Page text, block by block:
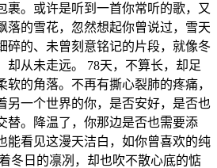
裹。或许是听到一首你常听的歌，又
落的雪花，忽然想起你曾说过，雪天
碎的、未曾刻意铭记的片段，就像冬
却从未走远。 78天，不算长，却足
的角落。不再有撕心裂肺的疼痛，
另一个世界的你，是否安好，是否也
替。降温了，你那边是否也需要添
能看见这漫天洁白，如你曾喜欢的纯
冬日的凛冽，却也吹不散心底的惦